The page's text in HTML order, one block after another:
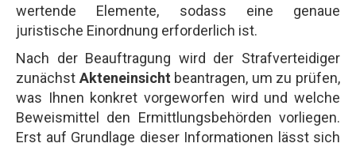
wertende Elemente, sodass eine genaue
juristische Einordnung erforderlich ist.
Nach der Beauftragung wird der Strafverteidiger
zunächst Akteneinsicht beantragen, um zu prüfen,
was Ihnen konkret vorgeworfen wird und welche
Beweismittel den Ermittlungsbehörden vorliegen.
Erst auf Grundlage dieser Informationen lässt sich